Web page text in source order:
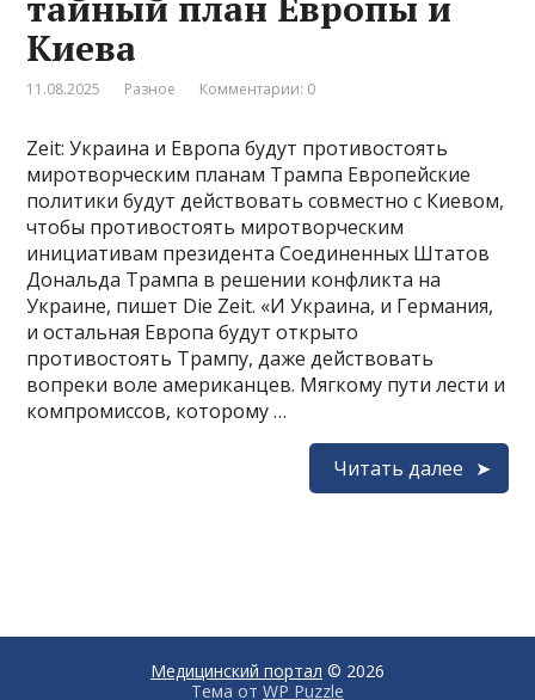
Киева
11.08.2025 Разное Комментарии: 0
Zeit: Украина и Европа будут противостоять
миротворческим планам Трампа Европейские
политики будут действовать совместно с Киевом,
чтобы противостоять миротворческим
инициативам президента Соединенных Штатов
Дональда Трампа в решении конфликта на
Украине, пишет Die Zeit. «И Украина, и Германия,
и остальная Европа будут открыто
противостоять Трампу, даже действовать
вопреки воле американцев. Мягкому пути лести и
компромиссов, которому …
Читать далее
Медицинский портал © 2026
Тема от WP Puzzle